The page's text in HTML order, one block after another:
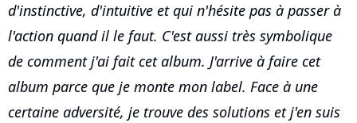
d'instinctive, d'intuitive et qui n'hésite pas à passer à
l'action quand il le faut. C'est aussi très symbolique
de comment j'ai fait cet album. J'arrive à faire cet
album parce que je monte mon label. Face à une
certaine adversité, je trouve des solutions et j'en suis